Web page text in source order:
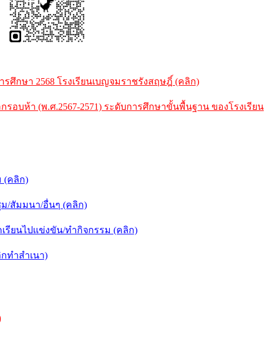
รศึกษา 2568 โรงเรียนเบญจมราชรังสฤษฎิ์ (คลิก)
อบห้า (พ.ศ.2567-2571) ระดับการศึกษาขั้นพื้นฐาน ของโรงเรียน
(คลิก)
/สัมมนา/อื่นๆ (คลิก)
รียนไปแข่งขัน/ทำกิจกรรม (คลิก)
ทำสำเนา)